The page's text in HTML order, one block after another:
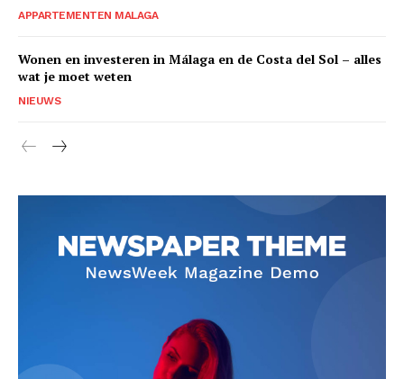
APPARTEMENTEN MALAGA
Wonen en investeren in Málaga en de Costa del Sol – alles
wat je moet weten
NIEUWS